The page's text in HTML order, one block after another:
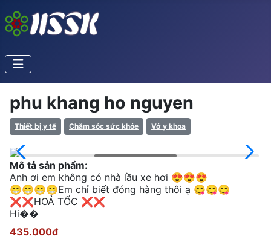
phu khang ho nguyen
Thiết bị y tế Chăm sóc sức khỏe Vớ y khoa
Mô tả sản phẩm:
Anh ơi em không có nhà lầu xe hơi 😍😍😍
😁😁😁😁Em chỉ biết đóng hàng thôi ạ 😋😋😋
❌❌HOẢ TỐC ❌❌
Hi��
435.000đ